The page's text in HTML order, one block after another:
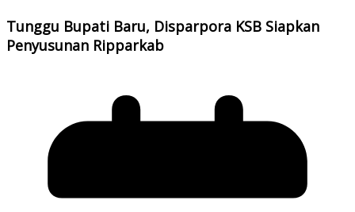
Tunggu Bupati Baru, Disparpora KSB Siapkan
Penyusunan Ripparkab